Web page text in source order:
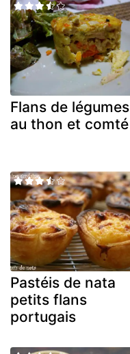
Flans de légumes
au thon et comté
Pastéis de nata
petits flans
portugais